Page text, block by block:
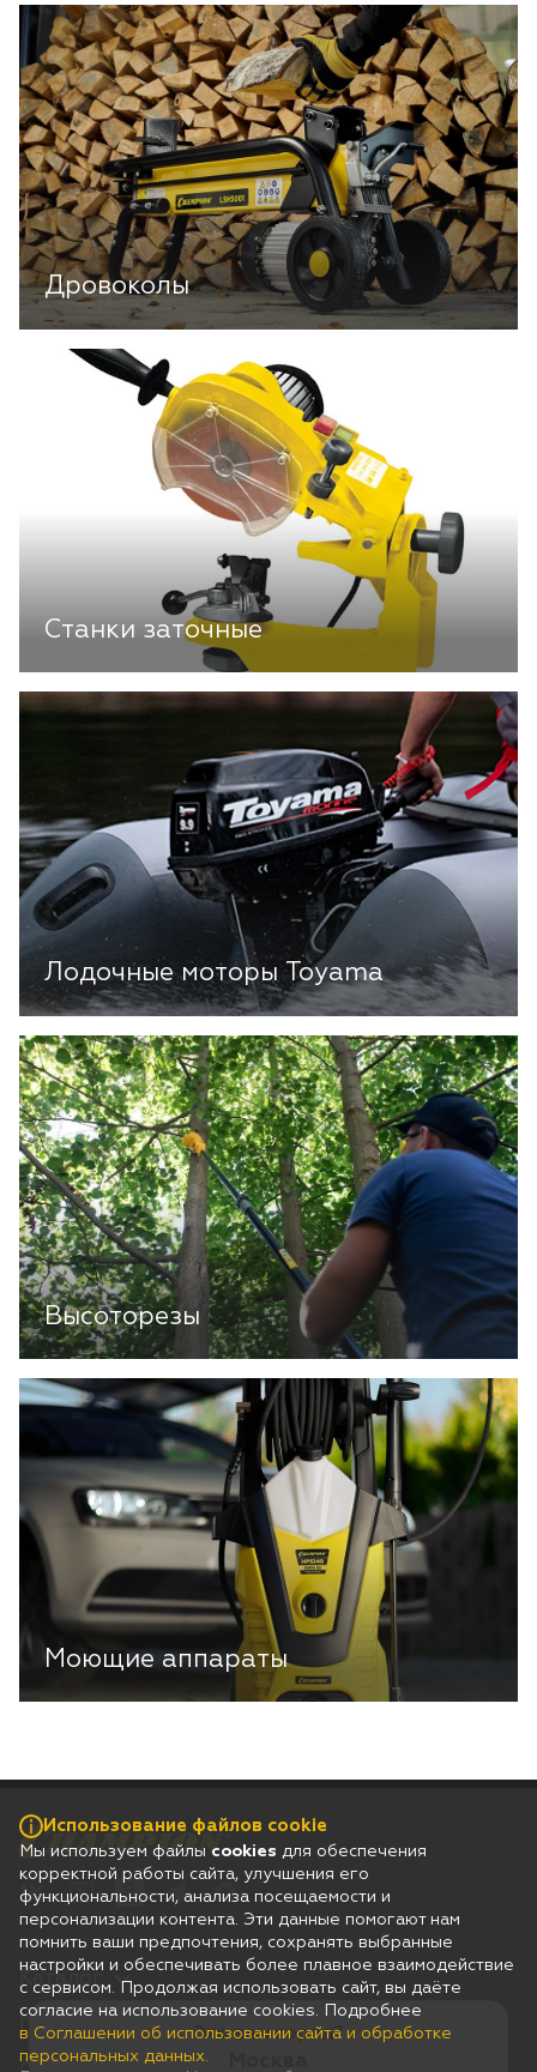
Это ваш город?
Дровоколы
Станки заточные
Лодочные моторы Toyama
Высоторезы
Моющие аппараты
Гарантия
Каталог
Использование файлов cookie
Мы используем файлы cookies для обеспечения
корректной работы сайта, улучшения его
функциональности, анализа посещаемости и
персонализации контента. Эти данные помогают нам
помнить ваши предпочтения, сохранять выбранные
настройки и обеспечивать более плавное взаимодействие
с сервисом. Продолжая использовать сайт, вы даёте
согласие на использование cookies. Подробнее
в Соглашении об использовании сайта и обработке
персональных данных.